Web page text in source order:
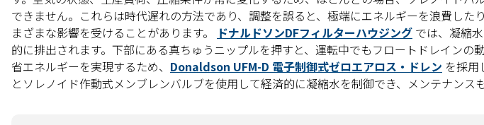
できません。これらは時代遅れの方法であり、調整を誤ると、極端にエネルギーを浪費した
まざまな影響を受けることがあります。
ドナルドソンDFフィルターハウジング では、凝縮
的に排出されます。下部にある真ちゅうニップルを押すと、運転中でもフロートドレインの
省エネルギーを実現するため、 Donaldson UFM-D 電子制御式ゼロエアロス・ドレン を採用
とソレノイド作動式メンブレンバルブを使用して経済的に凝縮水を制御でき、メンテナンス